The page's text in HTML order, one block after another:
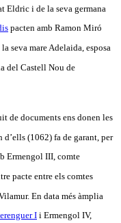
Eldric i de la seva germana
pacten amb Ramon Miró
seva mare Adelaida, esposa
del Castell Nou de
de documents ens donen les
(1062) fa de garant, per
Ermengol III, comte
pacte entre els comtes
En data més àmplia
I i Ermengol IV,